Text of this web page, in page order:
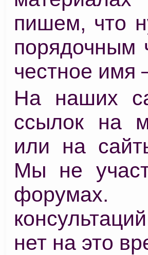
пишем, что
порядочным
честное имя
На наших
ссылок на
или на
Мы не
нет на это